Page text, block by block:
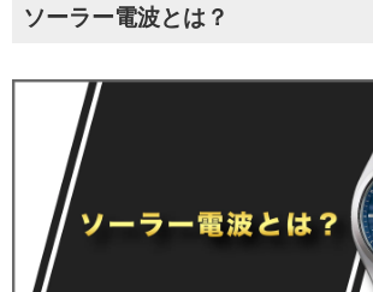
ソーラー電波とは？